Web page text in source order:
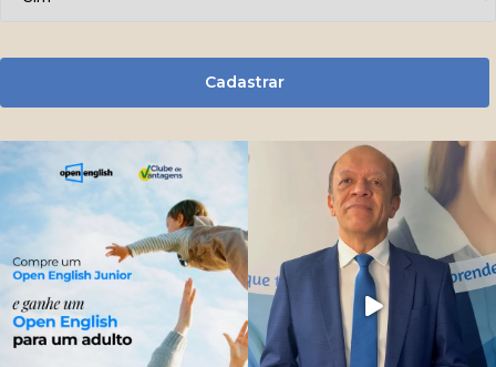
Cadastrar